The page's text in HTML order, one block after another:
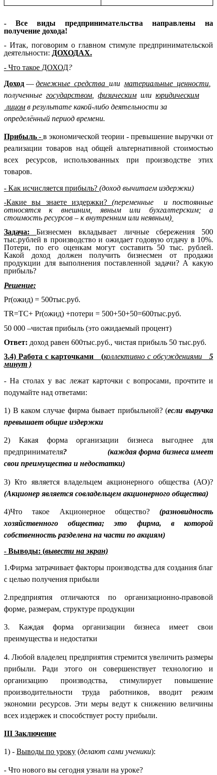
- Все виды предпринимательства направлены на
получение дохода!
- Итак, поговорим о главном стимуле предпринимательской
деятельности: ДОХОДАХ.
- Что такое ДОХОД?
Доход — денежные средства или материальные ценности
полученные государством физическим или юридическим
лицом в результате какой-либо деятельности за
определённый период времени.
Прибыль - в экономической теории - превышение выручки от
реализации товаров над общей альтернативной стоимостью
всех ресурсов, использованных при производстве этих
товаров.
- Как исчисляется прибыль? (доход вычитаем издержки)
-Какие вы знаете издержки?(переменные и постоянные
относятся к внешним, явным или бухгалтерским; а
стоимость ресурсов – к внутренним или неявным)
Задача:Бизнесмен вкладывает личные сбережения 500
тыс.рублей в производство и ожидает годовую отдачу в 10%.
Потери, по его оценкам могут составить 50 тыс. рублей.
Какой доход должен получить бизнесмен от продажи
продукции для выполнения поставленной задачи? А какую
прибыль?
Решение:
Pr(ожид) = 500тыс.руб.
TR=TC+ Pr(ожид) +потери = 500+50+50=600тыс.руб.
50 000 –чистая прибыль (это ожидаемый процент)
Ответ: доход равен 600тыс.руб., чистая прибыль 50 тыс.руб.
3.4) Работа с карточками (коллективно с обсуждениями5
минут )
- На столах у вас лежат карточки с вопросами, прочтите и
подумайте над ответами:
1) В каком случае фирма бывает прибыльной? (если выручка
превышает общие издержки
2) Какая форма организации бизнеса выгоднее для
предпринимателя? (каждая форма бизнеса имеет
свои преимущества и недостатки)
3) Кто является владельцем акционерного общества (АО)?
(Акционер является совладельцем акционерного общества)
4)Что такое Акционерное общество? (разновидность
хозяйственного общества; это фирма, в которой
собственность разделена на части по акциям)
- Выводы: (вывести на экран)
1.Фирма затрачивает факторы производства для создания благ
с целью получения прибыли
2.предприятия отличаются по организационно-правовой
форме, размерам, структуре продукции
3. Каждая форма организации бизнеса имеет свои
преимущества и недостатки
4. Любой владелец предприятия стремится увеличить размеры
прибыли. Ради этого он совершенствует технологию и
организацию производства, стимулирует повышение
производительности труда работников, вводит режим
экономии ресурсов. Эти меры ведут к снижению величины
всех издержек и способствует росту прибыли.
III Заключение
1) - Выводы по уроку (делают сами ученики):
- Что нового вы сегодня узнали на уроке?